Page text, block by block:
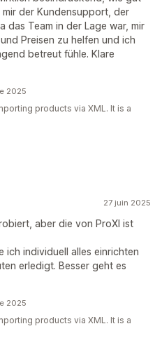
der Kundensupport, der
das Team in der Lage war, mir
Preisen zu helfen und ich
betreut fühle. Klare
2025
products via XML. It is a
27 juin 2025
aber die von ProXI ist
ich individuell alles einrichten
erledigt. Besser geht es
2025
products via XML. It is a